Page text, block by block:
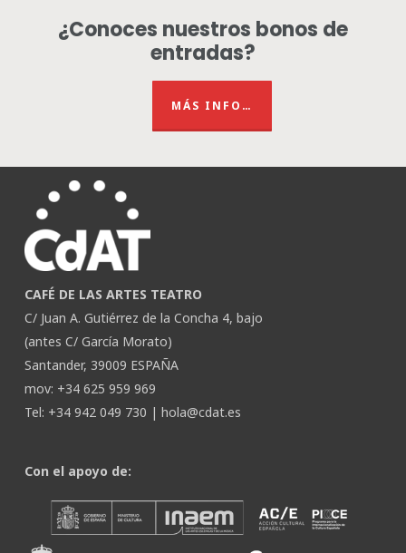
¿Conoces nuestros bonos de
entradas?
MÁS INFO…
CAFÉ DE LAS ARTES TEATRO
C/ Juan A. Gutiérrez de la Concha 4, bajo
(antes C/ García Morato)
Santander, 39009 ESPAÑA
mov: +34 625 959 969
Tel: +34 942 049 730 | hola@cdat.es
Con el apoyo de: